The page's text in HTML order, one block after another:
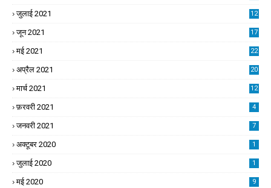
जुलाई 2021 12
जून 2021 17
मई 2021 22
अप्रैल 2021 20
मार्च 2021 12
फ़रवरी 2021 4
जनवरी 2021 7
अक्टूबर 2020 1
जुलाई 2020 1
मई 2020 9